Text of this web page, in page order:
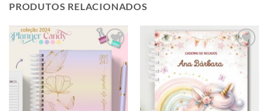
PRODUTOS RELACIONADOS
Adicionar
a lista de
Adicionar
a lista de
desejos